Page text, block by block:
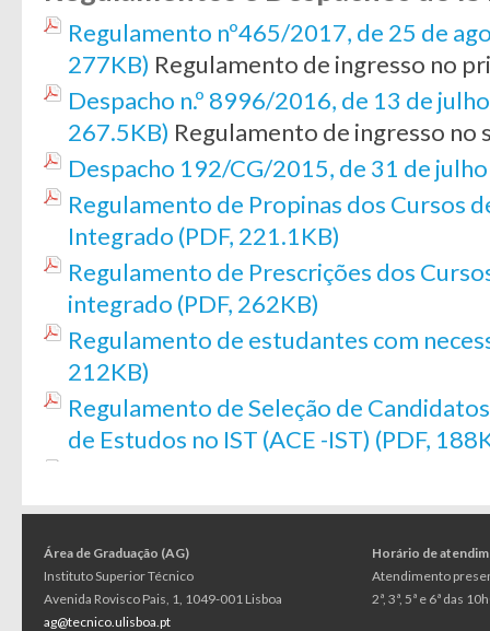
Regulamento nº465/2017, de 25 de
277KB) Regulamento de ingresso no
Despacho n.º 8996/2016, de 13 de
267.5KB) Regulamento de ingresso no
Despacho 192/CG/2015, de 31 de
Regulamento de Propinas dos Cursos
Integrado (PDF, 221.1KB)
Regulamento de Prescrições dos
integrado (PDF, 262KB)
Regulamento de estudantes com
212KB)
Regulamento de Seleção de
de Estudos no IST (ACE -IST) (PDF,
Área de Graduação (AG)
Instituto Superior Técnico
Avenida Rovisco Pais, 1, 1049-001 Lisboa
ag@tecnico.ulisboa.pt
Horário de
Atendimento
2ª, 3ª, 5ª e 6ª das